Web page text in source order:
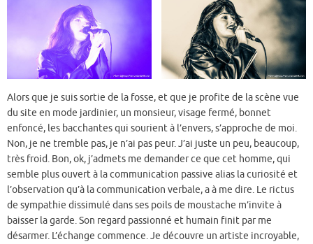
Alors que je suis sortie de la fosse, et que je profite de la scène vue
du site en mode jardinier, un monsieur, visage fermé, bonnet
enfoncé, les bacchantes qui sourient à l’envers, s’approche de moi.
Non, je ne tremble pas, je n’ai pas peur. J’ai juste un peu, beaucoup,
très froid. Bon, ok, j’admets me demander ce que cet homme, qui
semble plus ouvert à la communication passive alias la curiosité et
l’observation qu’à la communication verbale, a à me dire. Le rictus
de sympathie dissimulé dans ses poils de moustache m’invite à
baisser la garde. Son regard passionné et humain finit par me
désarmer. L’échange commence. Je découvre un artiste incroyable,